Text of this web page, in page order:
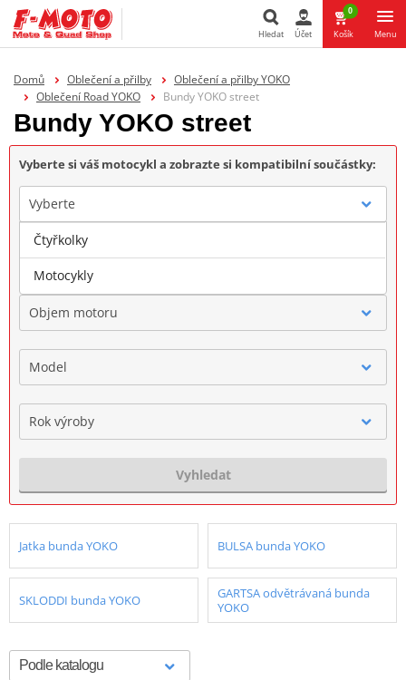
Hledat Účet
0
Košík Menu
Domů Oblečení a přilby
Oblečení a přilby YOKO
Oblečení Road YOKO
Bundy YOKO street
Bundy YOKO street
Vyberte si váš motocykl a zobrazte si kompatibilní součástky:
Vyberte
Značka
Objem motoru
Model
Rok výroby
Vyhledat
Jatka bunda YOKO BULSA bunda YOKO
SKLODDI bunda YOKO
GARTSA odvětrávaná bunda
YOKO
Čtyřkolky
Motocykly